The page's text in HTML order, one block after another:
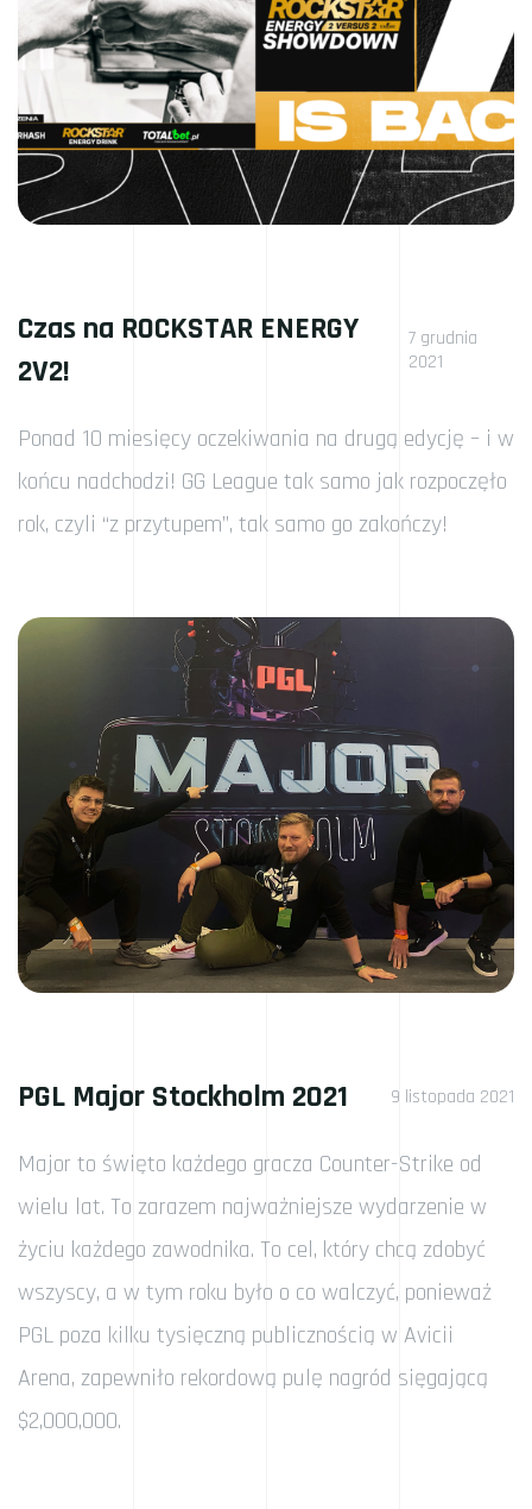
Czas na ROCKSTAR ENERGY
2V2!
7 grudnia
2021
Ponad 10 miesięcy oczekiwania na drugą edycję – i w
końcu nadchodzi! GG League tak samo jak rozpoczęło
rok, czyli “z przytupem”, tak samo go zakończy!
PGL Major Stockholm 2021 9 listopada 2021
Major to święto każdego gracza Counter-Strike od
wielu lat. To zarazem najważniejsze wydarzenie w
życiu każdego zawodnika. To cel, który chcą zdobyć
wszyscy, a w tym roku było o co walczyć, ponieważ
PGL poza kilku tysięczną publicznością w Avicii
Arena, zapewniło rekordową pulę nagród sięgającą
$2,000,000.